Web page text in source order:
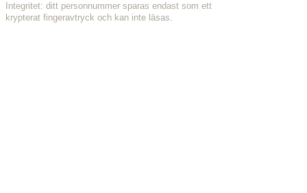
Integritet: ditt personnummer sparas endast som ett
krypterat fingeravtryck och kan inte läsas.